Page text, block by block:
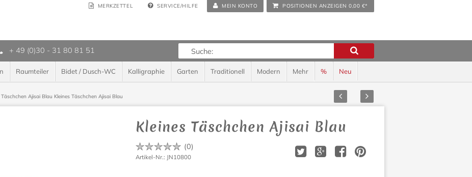
MERKZETTEL SERVICE/HILFE MEIN KONTO POSITIONEN ANZEIGEN 0,00 €*
+ 49 (0)30 - 31 80 81 51
Raumteiler Bidet / Dusch-WC Kalligraphie Garten Traditionell Modern Mehr % Neu
Täschchen Ajisai Blau Kleines Täschchen Ajisai Blau Zurück Vor
Kleines Täschchen Ajisai Blau
(0)
Artikel-Nr.: JN10800